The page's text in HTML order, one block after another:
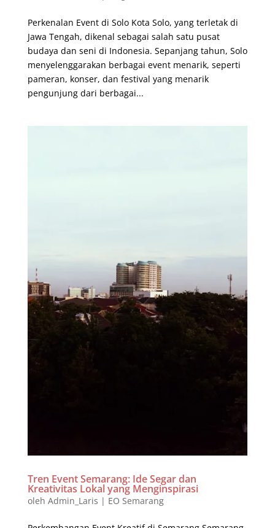
Perkenalan Event di Solo Kota Solo, yang terletak di
Jawa Tengah, dikenal sebagai salah satu pusat
budaya dan seni di Indonesia. Sepanjang tahun, Solo
menyelenggarakan berbagai event menarik, seperti
pameran, konser, dan festival yang menarik
pengunjung dari berbagai...
Tren Event Semarang: Ide Segar dan
Kreativitas Lokal yang Menginspirasi
oleh Admin_Laris | EO Semarang